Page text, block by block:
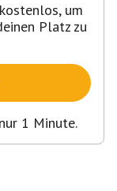
um
Platz zu
1 Minute.